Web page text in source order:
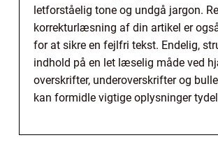
letforståelig tone og undgå jargon.
korrekturlæsning af din artikel er
for at sikre en fejlfri tekst. Endelig,
indhold på en let læselig måde ved
overskrifter, underoverskrifter og
kan formidle vigtige oplysninger